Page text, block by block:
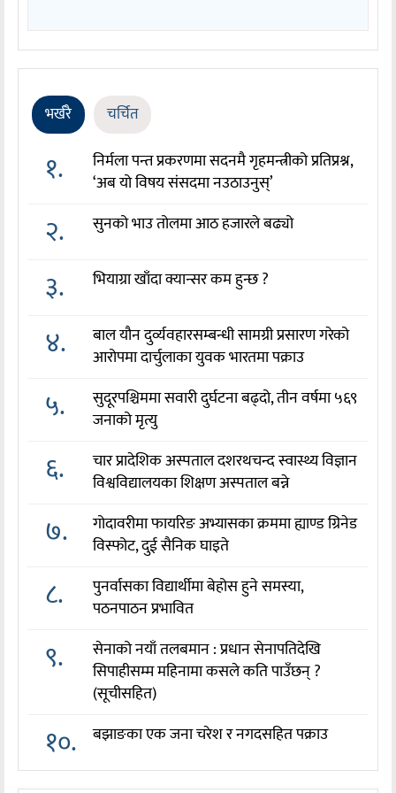
भर्खरै चर्चित
१.
निर्मला पन्त प्रकरणमा सदनमै गृहमन्त्रीको प्रतिप्रश्न,
‘अब यो विषय संसदमा नउठाउनुस्’
२. सुनको भाउ तोलमा आठ हजारले बढ्यो
३. भियाग्रा खाँदा क्यान्सर कम हुन्छ ?
४.
बाल यौन दुर्व्यवहारसम्बन्धी सामग्री प्रसारण गरेको
आरोपमा दार्चुलाका युवक भारतमा पक्राउ
५.
सुदूरपश्चिममा सवारी दुर्घटना बढ्दो, तीन वर्षमा ५६९
जनाको मृत्यु
६.
चार प्रादेशिक अस्पताल दशरथचन्द स्वास्थ्य विज्ञान
विश्वविद्यालयका शिक्षण अस्पताल बन्ने
७.
गोदावरीमा फायरिङ अभ्यासका क्रममा ह्याण्ड ग्रिनेड
विस्फोट, दुई सैनिक घाइते
८.
पुनर्वासका विद्यार्थीमा बेहोस हुने समस्या,
पठनपाठन प्रभावित
९.
सेनाको नयाँ तलबमान : प्रधान सेनापतिदेखि
सिपाहीसम्म महिनामा कसले कति पाउँछन् ?
(सूचीसहित)
१०. बझाङका एक जना चरेश र नगदसहित पक्राउ